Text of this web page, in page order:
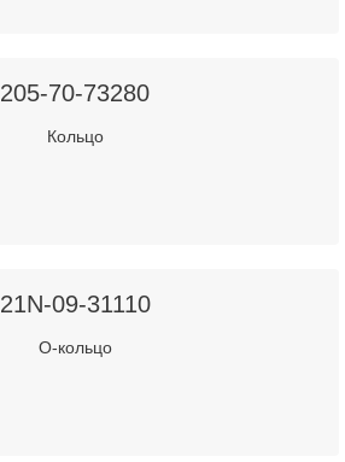
205-70-73280
Кольцо
21N-09-31110
О-кольцо